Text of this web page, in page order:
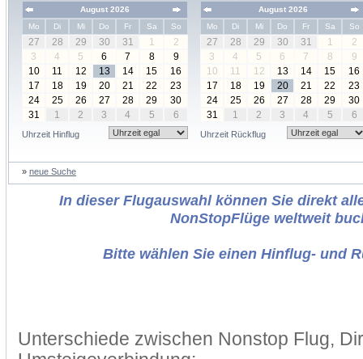
August 2026
Mo
Di Mi Do Fr Sa So
27 28 29 30 31 1
2
3
4 5 6 7 8
9
10
11 12 13 14 15
16
17
18 19 20 21 22
23
24
25 26 27 28 29
30
31
1 2 3 4 5 6
Uhrzeit Hinflug
August 2026
Mo
Di Mi Do Fr Sa So
27 28 29 30 31 1
2
3
4 5 6 7 8
9
10
11 12 13 14 15
16
17
18 19 20 21 22
23
24
25 26 27 28 29
30
31
1 2 3 4 5 6
Uhrzeit Rückflug
» neue Suche
In dieser Flugauswahl können Sie direkt
NonStopFlüge weltweit
Bitte wählen Sie einen Hinflug- und
Unterschiede zwischen Nonstop Flug,